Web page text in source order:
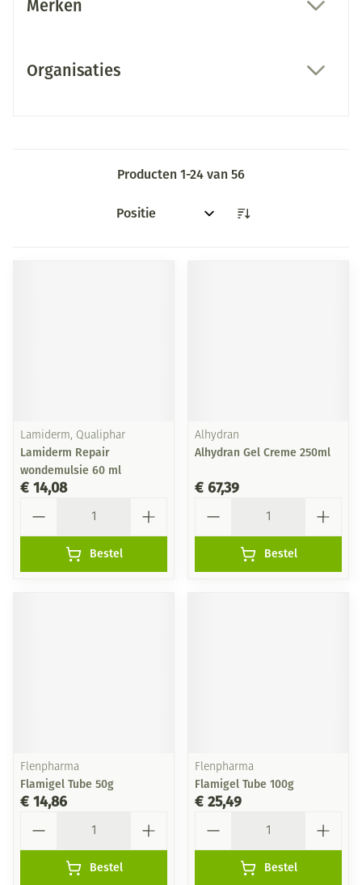
Merken
Organisaties
Producten 1-24 van 56
Sorteer op:
Lamiderm, Qualiphar
Lamiderm Repair
wondemulsie 60 ml
€ 14,08
Bestel
Alhydran
Alhydran Gel Creme 250ml
€ 67,39
Bestel
Flenpharma
Flamigel Tube 50g
€ 14,86
Bestel
Flenpharma
Flamigel Tube 100g
€ 25,49
Bestel